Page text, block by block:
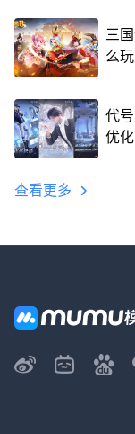
三
么
代
优
查看更多